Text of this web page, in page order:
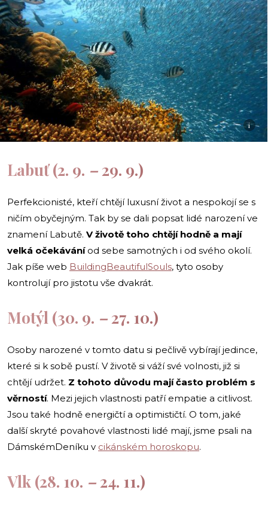
i
Labuť (2. 9. –29. 9.)
Perfekcionisté, kteří chtějí luxusní život a nespokojí se s
ničím obyčejným. Tak by se dali popsat lidé narození ve
znamení Labutě. V životě toho chtějí hodně a mají
velká očekáváníod sebe samotných i od svého okolí.
Jak píše web BuildingBeautifulSouls, tyto osoby
kontrolují pro jistotu vše dvakrát.
Motýl (30. 9. –27. 10.)
Osoby narozené v tomto datu si pečlivě vybírají jedince,
které si k sobě pustí. V životě si váží své volnosti, již si
chtějí udržet. Z tohoto důvodu mají často problém s
věrností. Mezi jejich vlastnosti patří empatie a citlivost.
Jsou také hodně energičtí a optimističtí. O tom, jaké
další skryté povahové vlastnosti lidé mají, jsme psali na
DámskémDeníku v cikánském horoskopu.
Vlk (28. 10. –24. 11.)